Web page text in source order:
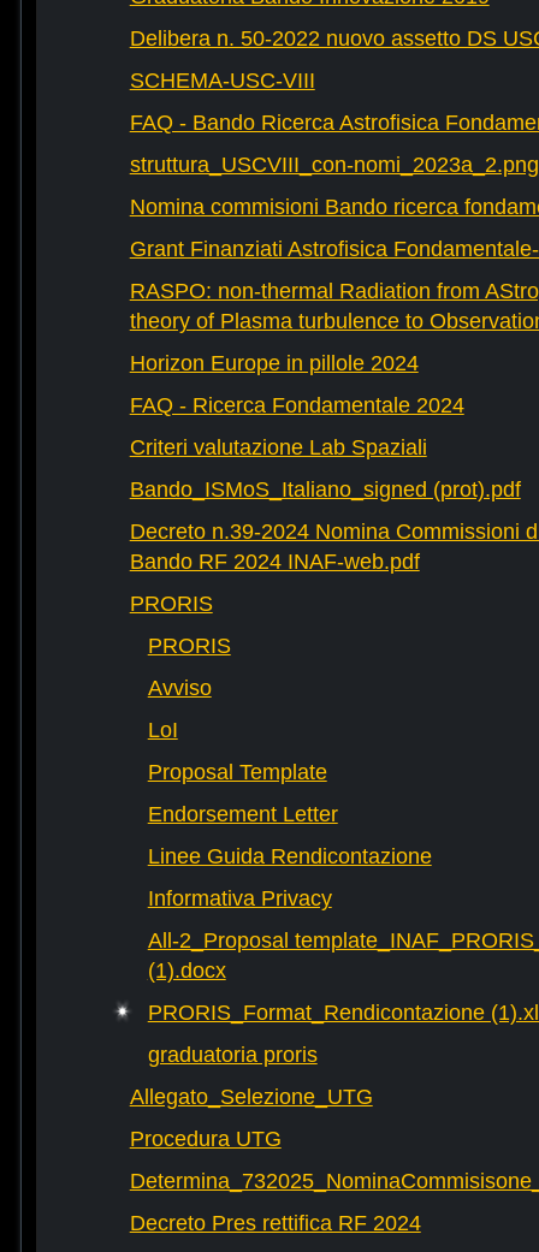
Delibera n. 50-2022 nuovo assetto DS
SCHEMA-USC-VIII
FAQ - Bando Ricerca Astrofisica
struttura_USCVIII_con-nomi_2023a_2.png
Nomina commisioni Bando ricerca
Grant Finanziati Astrofisica
RASPO: non-thermal Radiation from
theory of Plasma turbulence to
Horizon Europe in pillole 2024
FAQ - Ricerca Fondamentale 2024
Criteri valutazione Lab Spaziali
Bando_ISMoS_Italiano_signed (prot).pdf
Decreto n.39-2024 Nomina Commissioni
Bando RF 2024 INAF-web.pdf
PRORIS
PRORIS
Avviso
LoI
Proposal Template
Endorsement Letter
Linee Guida Rendicontazione
Informativa Privacy
All-2_Proposal
(1).docx
PRORIS_Format_Rendicontazione
graduatoria proris
Allegato_Selezione_UTG
Procedura UTG
Decreto Pres rettifica RF 2024